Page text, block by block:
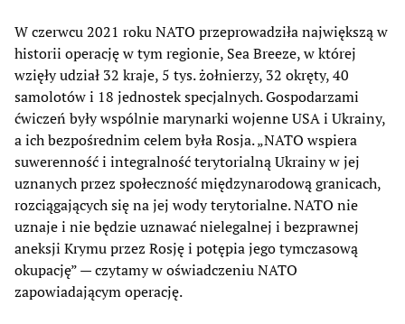
W czerwcu 2021 roku NATO przeprowadziła największą w
historii operację w tym regionie, Sea Breeze, w której
wzięły udział 32 kraje, 5 tys. żołnierzy, 32 okręty, 40
samolotów i 18 jednostek specjalnych. Gospodarzami
ćwiczeń były wspólnie marynarki wojenne USA i Ukrainy,
a ich bezpośrednim celem była Rosja. „NATO wspiera
suwerenność i integralność terytorialną Ukrainy w jej
uznanych przez społeczność międzynarodową granicach,
rozciągających się na jej wody terytorialne. NATO nie
uznaje i nie będzie uznawać nielegalnej i bezprawnej
aneksji Krymu przez Rosję i potępia jego tymczasową
okupację” — czytamy w oświadczeniu NATO
zapowiadającym operację.